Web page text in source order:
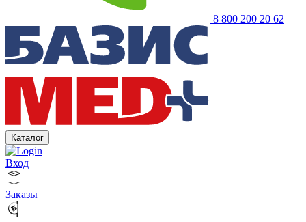
8 800 200 20 62
Каталог
Вход
Заказы